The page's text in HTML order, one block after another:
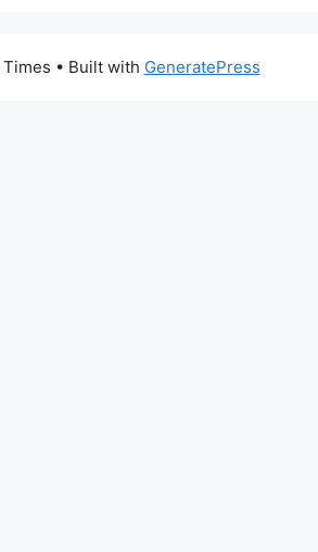
• Built with GeneratePress